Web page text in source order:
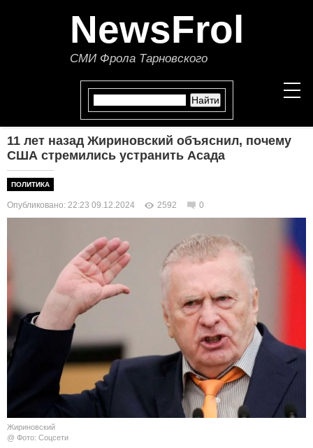
NewsFrol
СМИ Фрола Тарновского
НОВОСТИ
ПОЛИТИКА
ЭКОНОМИКА
В МИРЕ
ОБЩЕСТВО
КУЛЬТУРА
11 лет назад Жириновский объяснил, почему
США стремились устранить Асада
ПОЛИТИКА
Опубликовано: 22:23 09.12.2024 2592 0
Жириновский
@ Фото: Соцсети